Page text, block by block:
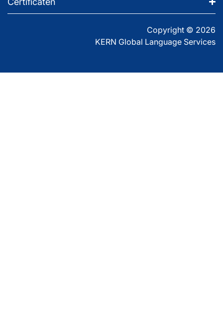
Copyright © 2026
KERN Global Language Services